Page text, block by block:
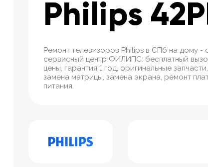
Philips
Ремонт телевизоров Philips в СПб на дому -
сервисный центр ФИЛИПС: бесплатный
цены, гарантия 1 год, оригинальные
замена матрицы, замена экрана, ремонт
питания.